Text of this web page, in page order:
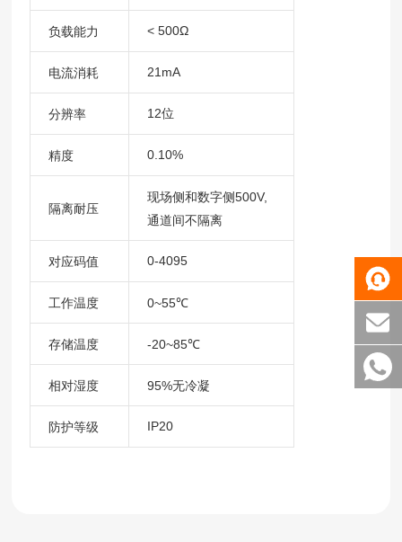
负载能力 < 500Ω
电流消耗 21mA
分辨率 12位
精度 0.10%
隔离耐压
现场侧和数字侧500V,
通道间不隔离
对应码值 0-4095
工作温度 0~55℃
存储温度 -20~85℃
相对湿度 95%无冷凝
防护等级 IP20